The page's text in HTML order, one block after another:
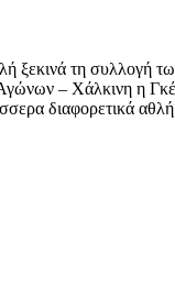
ξεκινά τη συλλογή
– Χάλκινη η
διαφορετικά